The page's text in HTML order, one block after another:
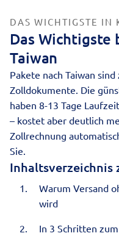
DAS WICHTIGSTE IN
Das Wichtigste
Taiwan
Pakete nach Taiwan
Zolldokumente. Die
haben 8-13 Tage
– kostet aber deutlich
Zollrechnung
Sie.
Inhaltsverzeichnis
Warum Versand
wird
In 3 Schritten